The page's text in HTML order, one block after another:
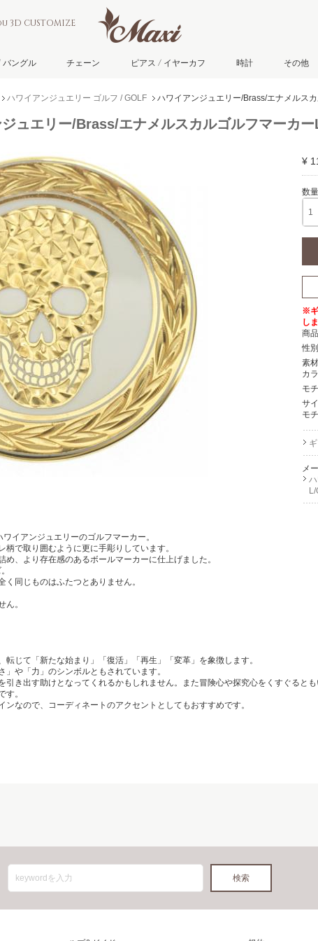
3D CUSTOMIZE
バングル チェーン ピアス / イヤーカフ 時計 その他
ハワイアンジュエリー ゴルフ / GOLF ハワイアンジュエリー/Brass/エナメルス
ュエリー/Brass/エナメルスカルゴルフマーカー
¥
※ギ
し
商
性
素
カ
モ
サ
モ
メ
イアンジュエリーのゴルフマーカー。
で取り囲むように更に手彫りしています。
め、より存在感のあるボールマーカーに仕上げました。
同じものはふたつとありません。
ん。
転じて「新たな始まり」「復活」「再生」「変革」を象徴します。
」や「力」のシンボルともされています。
引き出す助けとなってくれるかもしれません。また冒険心や探究心をくすぐると
す。
ンなので、コーディネートのアクセントとしてもおすすめです。